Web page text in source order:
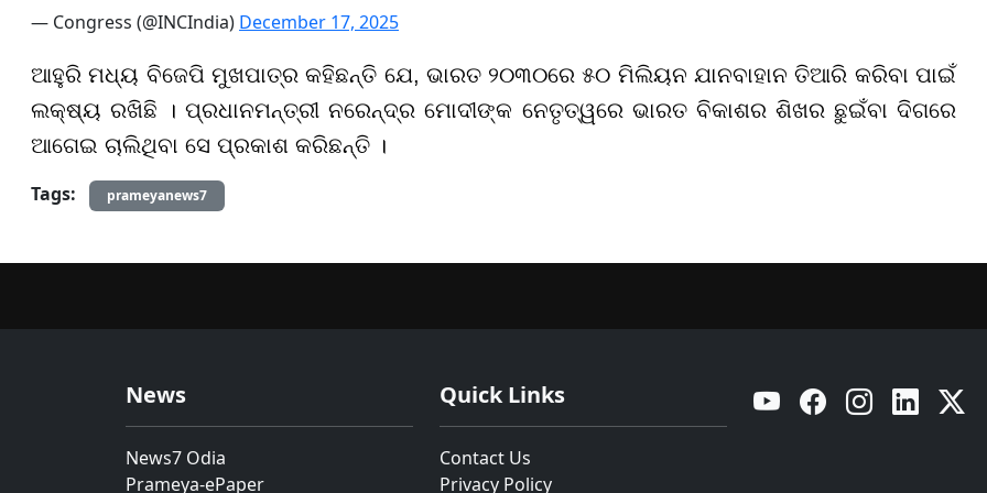
— Congress (@INCIndia) December 17, 2025
ଆହୁରି ମଧ୍ୟ ବିଜେପି ମୁଖପାତ୍ର କହିଛନ୍ତି ଯେ, ଭାରତ ୨୦୩୦ରେ ୫୦ ମିଲିୟନ ଯାନବାହାନ ତିଆରି କରିବା ପାଇଁ
ଲକ୍ଷ୍ୟ ରଖିଛି । ପ୍ରଧାନମନ୍ତ୍ରୀ ନରେନ୍ଦ୍ର ମୋଦୀଙ୍କ ନେତୃତ୍ୱରେ ଭାରତ ବିକାଶର ଶିଖର ଛୁଇଁବା ଦିଗରେ
ଆଗେଇ ଚାଲିଥିବା ସେ ପ୍ରକାଶ କରିଛନ୍ତି ।
Tags:
prameyanews7
News
News7 Odia
Prameya-ePaper
Quick Links
Contact Us
Privacy Policy
YouTube Facebook Instagram Linkedin